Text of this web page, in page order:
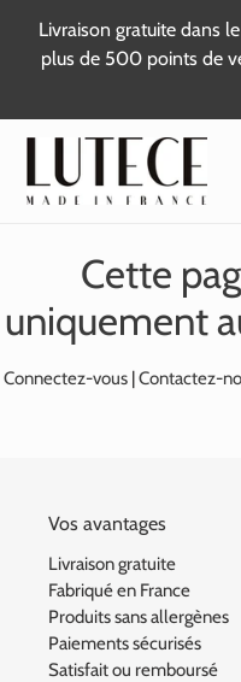
contenu
Livraison gratuite dans
plus de 500 points de
Cette
uniquement
Connectez-vous Contactez-
Vos avantages
Livraison gratuite
Fabriqué en France
Produits sans allergènes
Paiements sécurisés
Satisfait ou remboursé